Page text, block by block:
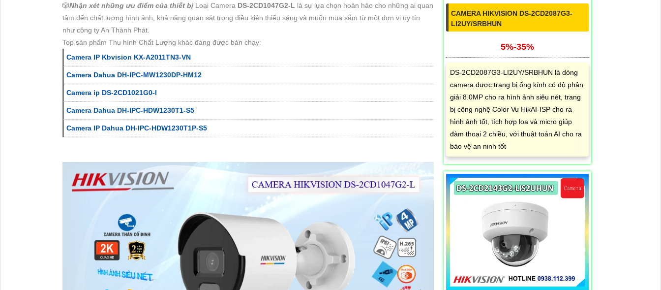
🎲Nhận xét những ưu điểm của thiết bị Loại Camera DS-2CD1047G2-L là sự lựa chọn hoàn hảo cho những ai quan
tâm đến chất lượng hình ảnh, khả năng quan sát trong điều kiện thiếu sáng và muốn mua sắm từ một đơn vị uy tín
như công ty An Thành Phát.
Top sản phẩm Thu hình Chất Lượng khác đang được bán chạy:
Camera IP Kbvision KX-A2011TN3-VN
Camera Dahua DH-IPC-MW1230DP-HM12
Camera ip DS-2CD1021G0-I
Camera Dahua DH-IPC-HDW1230T1-S5
Camera IP Dahua DH-IPC-HDW1230T1P-S5
CAMERA HIKVISION DS-2CD2087G3-
LI2UY/SRBHUN
5%-35%
DS-2CD2087G3-LI2UY/SRBHUN là dòng
camera được trang bị ống kính có độ phân
giải 8.0MP cho ra hình ảnh siêu nét, trang
bị công nghệ Color Vu HikAI-ISP cho ra
hình ảnh tốt, tích hợp loa và micro giúp
đàm thoại 2 chiều, với thuật toán AI cho ra
bảo vệ an ninh tốt